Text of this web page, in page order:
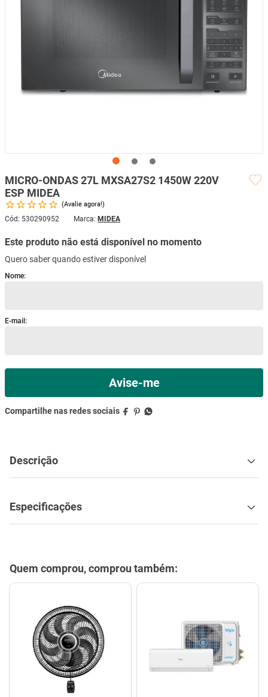
MICRO-ONDAS 27L MXSA27S2 1450W 220V
ESP MIDEA
Avalie agora!
Cód: 530290952 MIDEA
Este produto não está disponível no momento
Quero saber quando estiver disponível
Descrição
Especificações
Quem comprou, comprou também:
ar condicionado